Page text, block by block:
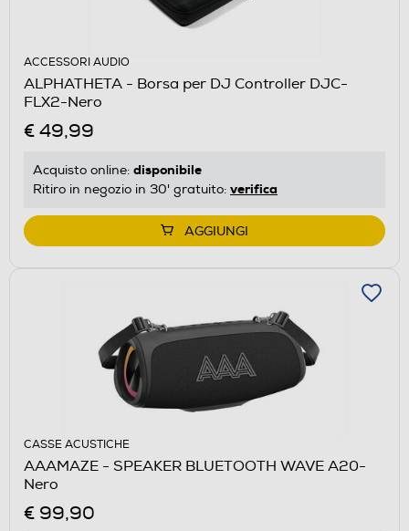
ACCESSORI AUDIO
ALPHATHETA - Borsa per DJ Controller DJC-
FLX2-Nero
€ 49,99
Acquisto online: disponibile
Ritiro in negozio in 30' gratuito: verifica
AGGIUNGI
CASSE ACUSTICHE
AAAMAZE - SPEAKER BLUETOOTH WAVE A20-
Nero
€ 99,90